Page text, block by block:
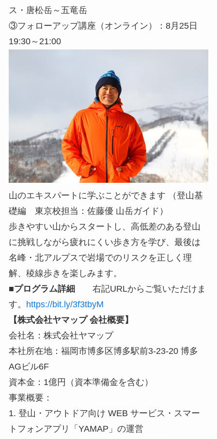
ス・唐松岳～五竜岳
③フォローアップ講座（オンライン）：8月25日
19:30～21:00
山のエキスパートに学ぶことができます （登山基
礎編 東京校担当：佐藤優 山岳ガイド）
歩きやすい山からスタートし、高低差のある登山
に挑戦しながら疲れにくい歩き方を学び、最後は
名峰・北アルプスで岩場でのリスクを正しく理
解、稜線歩きを楽しみます。
■プログラム詳細 右記URLからご覧いただけま
す。
https://bit.ly/3f3tbyM
【株式会社ヤマップ 会社概要】
会社名：株式会社ヤマップ
本社所在地：福岡市博多区博多駅前3-23-20 博多
AGビル6F
資本金：1億円（資本準備金を含む）
事業概要：
1. 登山・アウトドア向け WEB サービス・スマー
トフォンアプリ「YAMAP」の運営